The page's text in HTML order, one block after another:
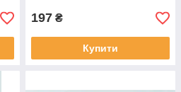
197 ₴
Купити